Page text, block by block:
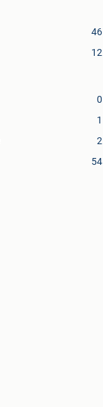
46
12
0
1
2
54